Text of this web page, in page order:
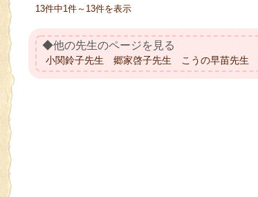
13件中1件～13件を表示
◆他の先生のページを見る
小関鈴子先生 郷家啓子先生 こうの早苗先生